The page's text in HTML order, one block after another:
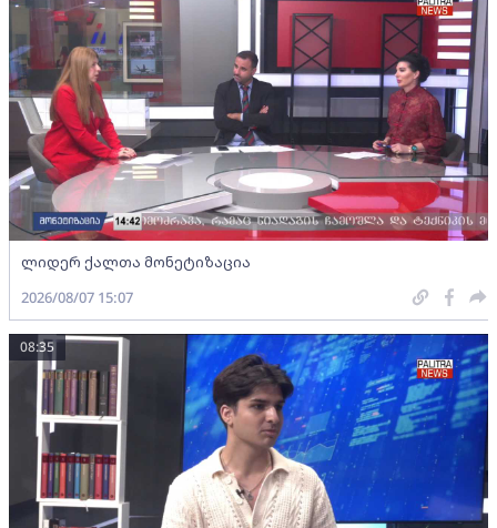
ლიდერ ქალთა მონეტიზაცია
2026/08/07 15:07
08:35